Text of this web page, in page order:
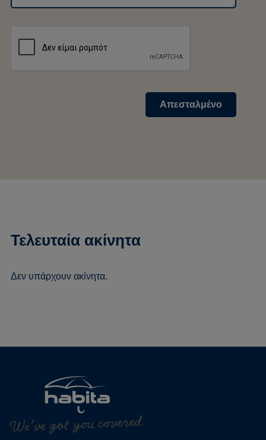
Απεσταλμένο
Τελευταία ακίνητα
Δεν υπάρχουν ακίνητα.
We've got you covered.